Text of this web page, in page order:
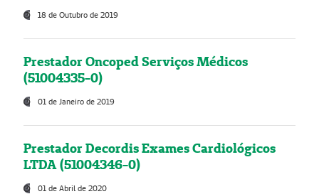
18 de Outubro de 2019
Prestador Oncoped Serviços Médicos
(51004335-0)
01 de Janeiro de 2019
Prestador Decordis Exames Cardiológicos
LTDA (51004346-0)
01 de Abril de 2020